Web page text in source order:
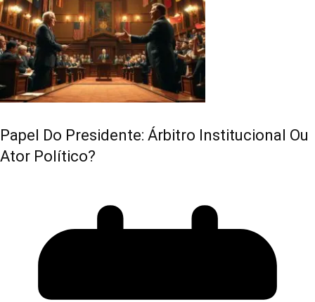
Papel Do Presidente: Árbitro Institucional Ou
Ator Político?